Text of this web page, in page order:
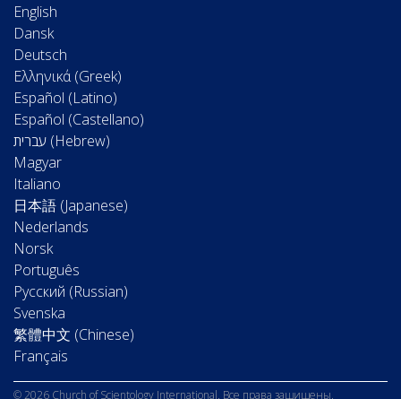
English
Dansk
Deutsch
Ελληνικά (Greek)
Español (Latino)
Español (Castellano)
Magyar
Italiano
日本語 (Japanese)
Nederlands
Norsk
Português
Русский (Russian)
Svenska
繁體中文 (Chinese)
Français
© 2026 Church of Scientology International. Все права защищены.